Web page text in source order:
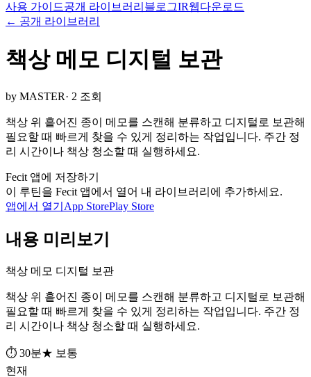
사용 가이드공개 라이브러리 블로그IR웹다운로드
← 공개 라이브러리
책상 메모 디지털 보관
by MASTER· 2 조회
책상 위 흩어진 종이 메모를 스캔해 분류하고 디지털로 보관해
필요할 때 빠르게 찾을 수 있게 정리하는 작업입니다. 주간 정
리 시간이나 책상 청소할 때 실행하세요.
Fecit 앱에 저장하기
이 루틴을 Fecit 앱에서 열어 내 라이브러리에 추가하세요.
앱에서 열기 App StorePlay Store
내용 미리보기
책상 메모 디지털 보관
책상 위 흩어진 종이 메모를 스캔해 분류하고 디지털로 보관해
필요할 때 빠르게 찾을 수 있게 정리하는 작업입니다. 주간 정
리 시간이나 책상 청소할 때 실행하세요.
⏱ 30분★ 보통
현재